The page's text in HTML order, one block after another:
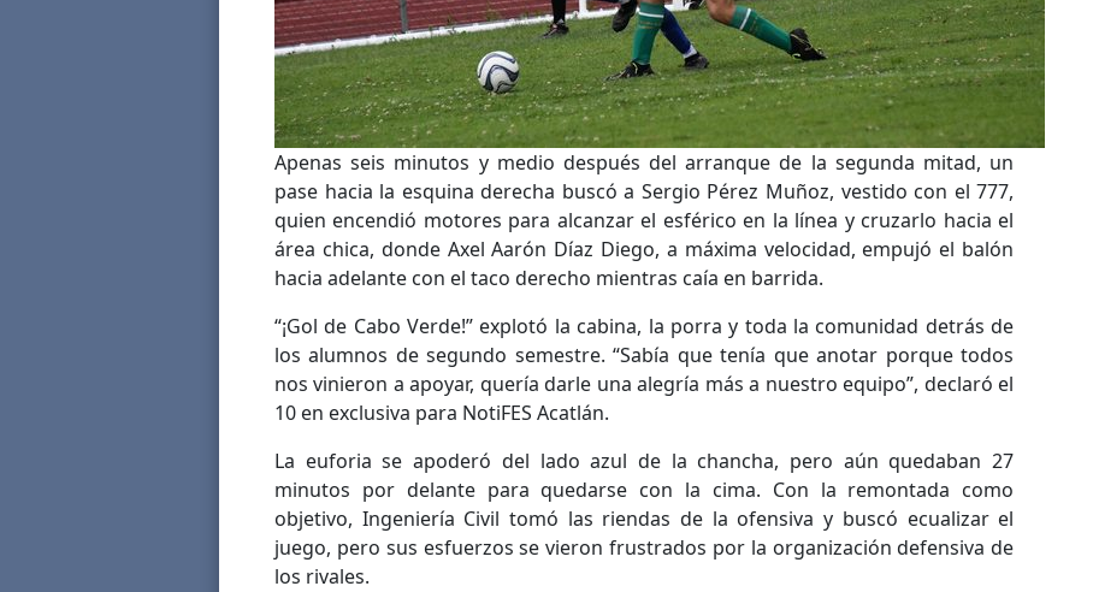
Apenas seis minutos y medio después del arranque de la segunda mitad, un
pase hacia la esquina derecha buscó a Sergio Pérez Muñoz, vestido con el 777,
quien encendió motores para alcanzar el esférico en la línea y cruzarlo hacia el
área chica, donde Axel Aarón Díaz Diego, a máxima velocidad, empujó el balón
hacia adelante con el taco derecho mientras caía en barrida.
“¡Gol de Cabo Verde!” explotó la cabina, la porra y toda la comunidad detrás de
los alumnos de segundo semestre. “Sabía que tenía que anotar porque todos
nos vinieron a apoyar, quería darle una alegría más a nuestro equipo”, declaró el
10 en exclusiva para NotiFES Acatlán.
La euforia se apoderó del lado azul de la chancha, pero aún quedaban 27
minutos por delante para quedarse con la cima. Con la remontada como
objetivo, Ingeniería Civil tomó las riendas de la ofensiva y buscó ecualizar el
juego, pero sus esfuerzos se vieron frustrados por la organización defensiva de
los rivales.